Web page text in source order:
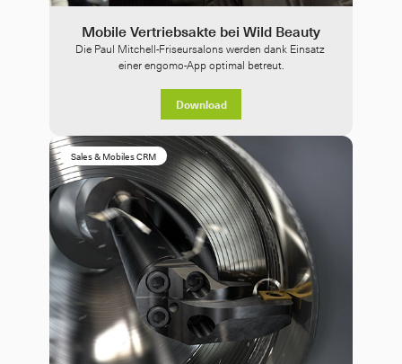
Mobile Vertriebsakte bei Wild Beauty
Die Paul Mitchell-Friseursalons werden dank Einsatz
einer engomo-App optimal betreut.
Download
Sales & Mobiles CRM